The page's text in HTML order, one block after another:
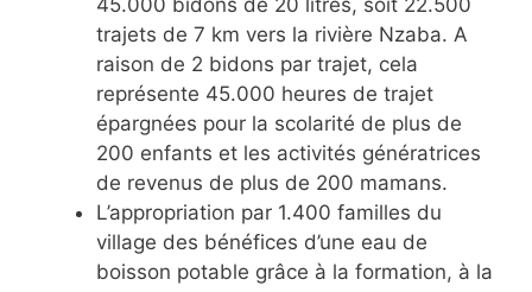
trajets de 7 km vers la rivière Nzaba. A
raison de 2 bidons par trajet, cela
représente 45.000 heures de trajet
épargnées pour la scolarité de plus de
200 enfants et les activités génératrices
de revenus de plus de 200 mamans.
L’appropriation par 1.400 familles du
village des bénéfices d’une eau de
boisson potable grâce à la formation, à la